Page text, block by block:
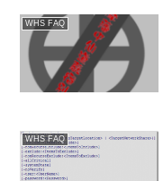
WHS FAQ
WHS FAQ